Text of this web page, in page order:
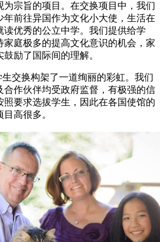
宗旨的项目。在交换项目中，我们
前往异国作为文化小大使，生活在
优秀的公立中学。我们提供给学
庭极多的提高文化意识的机会，家
励了国际间的理解。
交换构架了一道绚丽的彩虹。我们
合作伙伴均受政府监督，有极强的信
要求选拔学生，因此在各国使馆的
高很多。